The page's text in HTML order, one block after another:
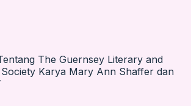
The Guernsey Literary and
Karya Mary Ann Shaffer dan